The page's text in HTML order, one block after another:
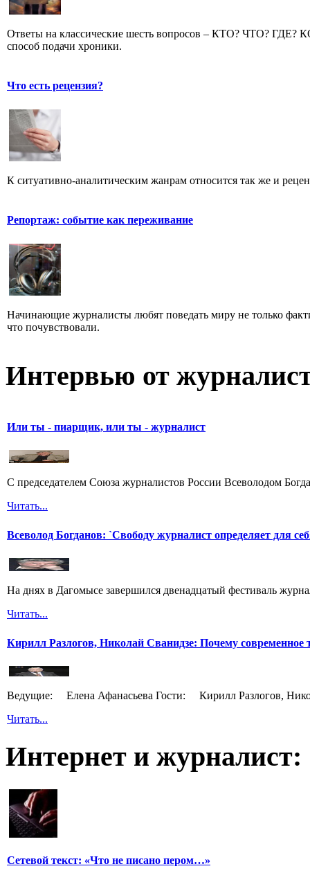
Ответы на классические шесть вопросов – КТО? ЧТО?
способ подачи хроники.
Что есть рецензия?
К ситуативно-аналитическим жанрам относится так же и
Репортаж: событие как переживание
Начинающие журналисты любят поведать миру не только
что почувствовали.
Интервью от
Или ты - пиарщик, или ты - журналист
С председателем Союза журналистов России Всеволодом
Читать...
Всеволод Богданов: `Свободу журналист определяет для
На днях в Дагомысе завершился двенадцатый фестиваль
Читать...
Кирилл Разлогов, Николай Сванидзе: Почему современное
Ведущие: Елена Афанасьева Гости: Кирилл Разлогов,
Читать...
Интернет и журналист:
Сетевой текст: «Что не писано пером…»